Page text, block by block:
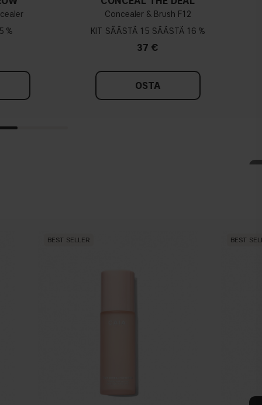
%
Concealer & Brush F12
KIT
15 16 %
37 €
OSTA
BEST SELLER BEST